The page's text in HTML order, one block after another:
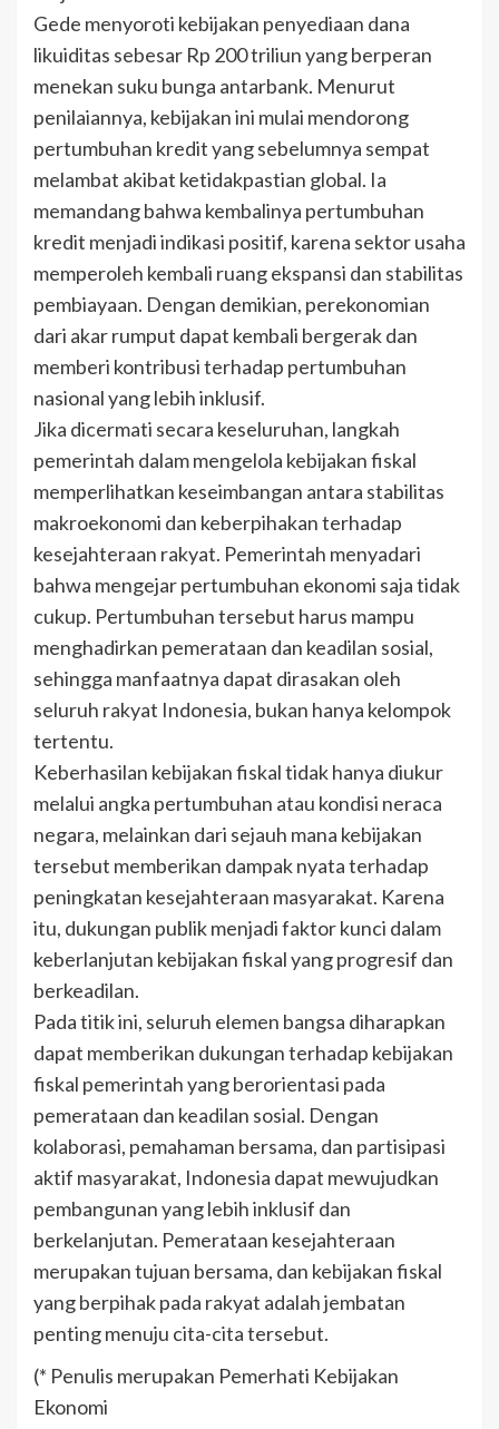
Gede menyoroti kebijakan penyediaan dana
likuiditas sebesar Rp 200 triliun yang berperan
menekan suku bunga antarbank. Menurut
penilaiannya, kebijakan ini mulai mendorong
pertumbuhan kredit yang sebelumnya sempat
melambat akibat ketidakpastian global. Ia
memandang bahwa kembalinya pertumbuhan
kredit menjadi indikasi positif, karena sektor usaha
memperoleh kembali ruang ekspansi dan stabilitas
pembiayaan. Dengan demikian, perekonomian
dari akar rumput dapat kembali bergerak dan
memberi kontribusi terhadap pertumbuhan
nasional yang lebih inklusif.
Jika dicermati secara keseluruhan, langkah
pemerintah dalam mengelola kebijakan fiskal
memperlihatkan keseimbangan antara stabilitas
makroekonomi dan keberpihakan terhadap
kesejahteraan rakyat. Pemerintah menyadari
bahwa mengejar pertumbuhan ekonomi saja tidak
cukup. Pertumbuhan tersebut harus mampu
menghadirkan pemerataan dan keadilan sosial,
sehingga manfaatnya dapat dirasakan oleh
seluruh rakyat Indonesia, bukan hanya kelompok
tertentu.
Keberhasilan kebijakan fiskal tidak hanya diukur
melalui angka pertumbuhan atau kondisi neraca
negara, melainkan dari sejauh mana kebijakan
tersebut memberikan dampak nyata terhadap
peningkatan kesejahteraan masyarakat. Karena
itu, dukungan publik menjadi faktor kunci dalam
keberlanjutan kebijakan fiskal yang progresif dan
berkeadilan.
Pada titik ini, seluruh elemen bangsa diharapkan
dapat memberikan dukungan terhadap kebijakan
fiskal pemerintah yang berorientasi pada
pemerataan dan keadilan sosial. Dengan
kolaborasi, pemahaman bersama, dan partisipasi
aktif masyarakat, Indonesia dapat mewujudkan
pembangunan yang lebih inklusif dan
berkelanjutan. Pemerataan kesejahteraan
merupakan tujuan bersama, dan kebijakan fiskal
yang berpihak pada rakyat adalah jembatan
penting menuju cita-cita tersebut.
(* Penulis merupakan Pemerhati Kebijakan
Ekonomi